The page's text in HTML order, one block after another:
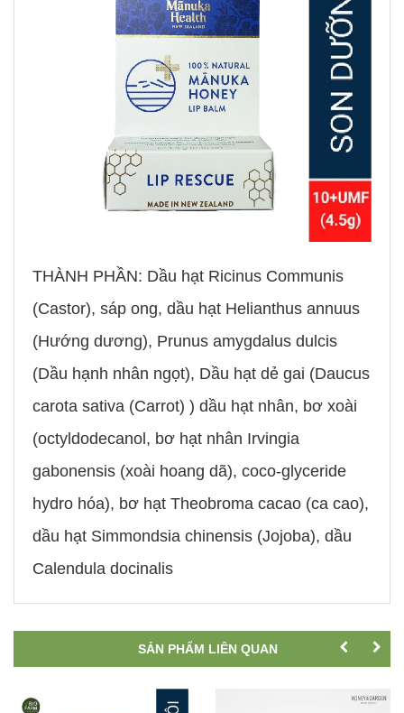
THÀNH PHẦN: Dầu hạt Ricinus Communis
(Castor), sáp ong, dầu hạt Helianthus annuus
(Hướng dương), Prunus amygdalus dulcis
(Dầu hạnh nhân ngọt), Dầu hạt dẻ gai (Daucus
carota sativa (Carrot) ) dầu hạt nhân, bơ xoài
(octyldodecanol, bơ hạt nhân Irvingia
gabonensis (xoài hoang dã), coco-glyceride
hydro hóa), bơ hạt Theobroma cacao (ca cao),
dầu hạt Simmondsia chinensis (Jojoba), dầu
Calendula docinalis
SẢN PHẨM LIÊN QUAN